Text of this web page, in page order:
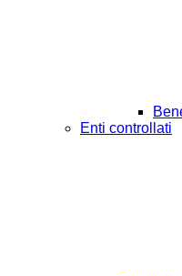
Enti controllati